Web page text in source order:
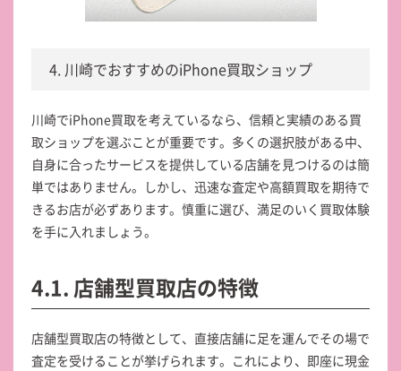
4. 川崎でおすすめのiPhone買取ショップ
川崎でiPhone買取を考えているなら、信頼と実績のある買
取ショップを選ぶことが重要です。多くの選択肢がある中、
自身に合ったサービスを提供している店舗を見つけるのは簡
単ではありません。しかし、迅速な査定や高額買取を期待で
きるお店が必ずあります。慎重に選び、満足のいく買取体験
を手に入れましょう。
4.1. 店舗型買取店の特徴
店舗型買取店の特徴として、直接店舗に足を運んでその場で
査定を受けることが挙げられます。これにより、即座に現金